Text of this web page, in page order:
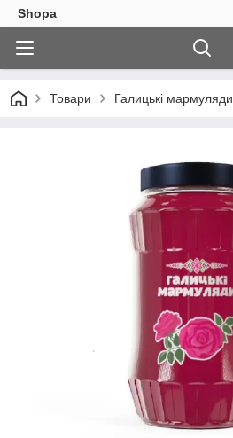
Shopa
Товари Галицькі мармуляди